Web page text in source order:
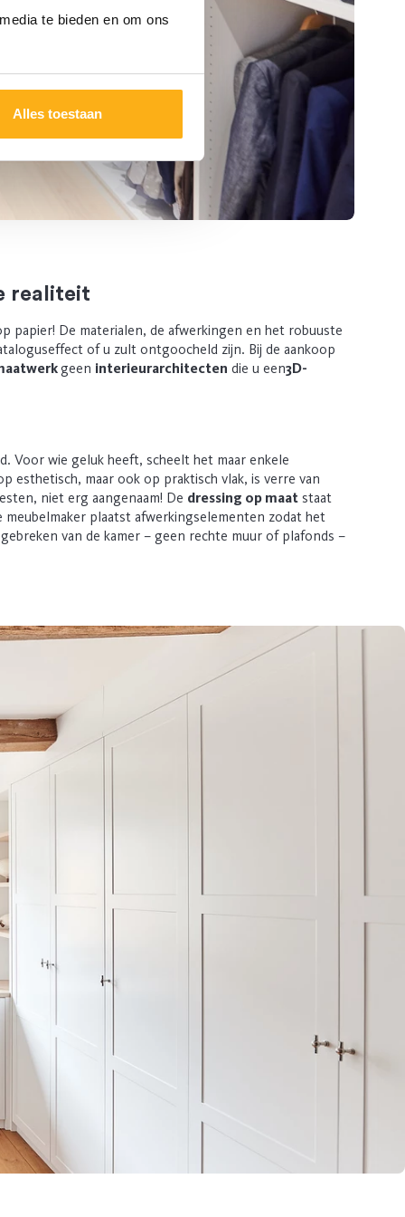
te bieden en om ons
Alles toestaan
realiteit
papier! De materialen, de afwerkingen en het robuuste
of u zult ontgoocheld zijn. Bij de aankoop
geen interieurarchitecten die u een3D-
Voor wie geluk heeft, scheelt het maar enkele
esthetisch, maar ook op praktisch vlak, is verre van
niet erg aangenaam! De dressing op maatstaat
plaatst afwerkingselementen zodat het
van de kamer – geen rechte muur of plafonds –